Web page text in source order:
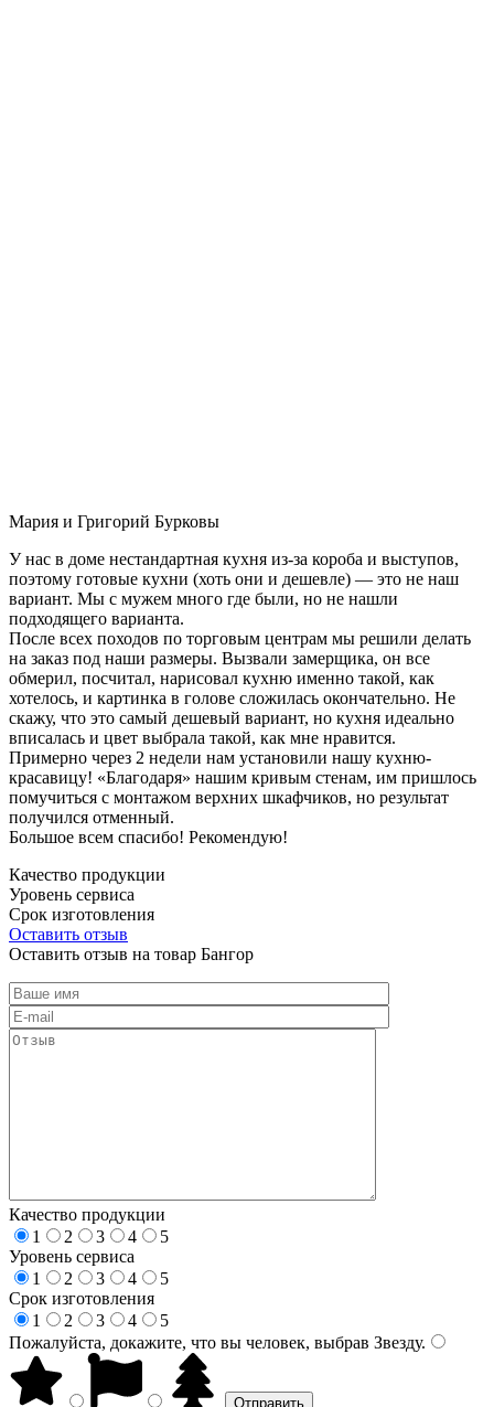
Мария и Григорий Бурковы
У нас в доме нестандартная кухня из-за короба и выступов,
поэтому готовые кухни (хоть они и дешевле) — это не наш
вариант. Мы с мужем много где были, но не нашли
подходящего варианта.
После всех походов по торговым центрам мы решили делать
на заказ под наши размеры. Вызвали замерщика, он все
обмерил, посчитал, нарисовал кухню именно такой, как
хотелось, и картинка в голове сложилась окончательно. Не
скажу, что это самый дешевый вариант, но кухня идеально
вписалась и цвет выбрала такой, как мне нравится.
Примерно через 2 недели нам установили нашу кухню-
красавицу! «Благодаря» нашим кривым стенам, им пришлось
помучиться с монтажом верхних шкафчиков, но результат
получился отменный.
Большое всем спасибо! Рекомендую!
Качество продукции
Уровень сервиса
Срок изготовления
Оставить отзыв
Оставить отзыв на товар Бангор
Качество продукции
1
2 3 4
5
Уровень сервиса
1
2 3 4
5
Срок изготовления
1
2 3 4
5
Пожалуйста, докажите, что вы человек, выбрав Звезду.